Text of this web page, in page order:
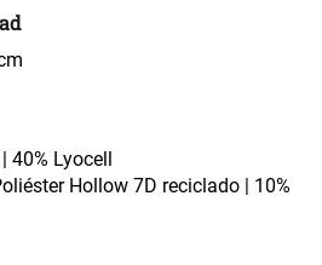
40% Lyocell
Hollow 7D reciclado | 10%
S/ 104.00